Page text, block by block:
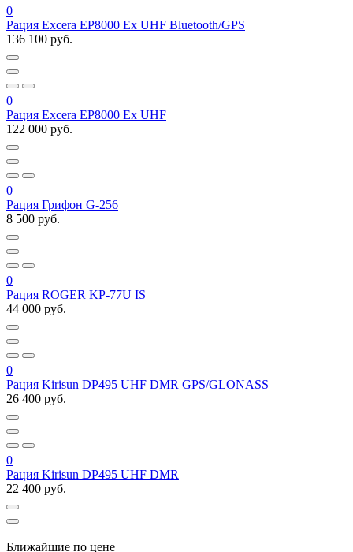
0
Рация Excera EP8000 Ex UHF Bluetooth/GPS
136 100 руб.
0
Рация Excera EP8000 Ex UHF
122 000 руб.
0
Рация Грифон G-256
8 500 руб.
0
Рация ROGER KP-77U IS
44 000 руб.
0
Рация Kirisun DP495 UHF DMR GPS/GLONASS
26 400 руб.
0
Рация Kirisun DP495 UHF DMR
22 400 руб.
Ближайшие по цене